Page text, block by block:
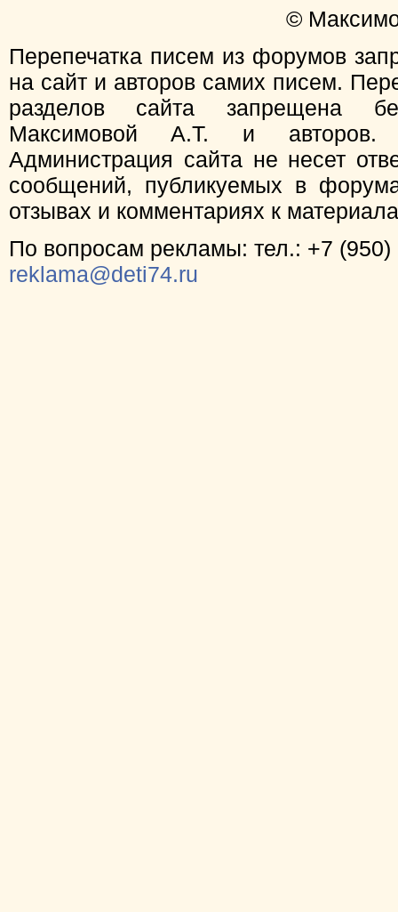
©
Перепечатка писем из форумов
на сайт и авторов самих писем.
разделов сайта запрещена
Максимовой А.Т. и
Администрация сайта не несет
сообщений, публикуемых в
отзывах и комментариях к
По вопросам рекламы: тел.: +7 (950)
reklama@deti74.ru